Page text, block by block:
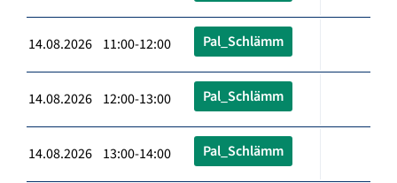
14.08.2026 11:00-12:00 Pal_Schlämm
14.08.2026 12:00-13:00 Pal_Schlämm
14.08.2026 13:00-14:00 Pal_Schlämm